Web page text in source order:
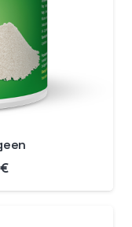
€Hinnavahemik:
26,99 €